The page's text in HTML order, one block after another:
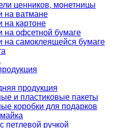
ценников, монетницы
на ватмане
на картоне
на офсетной бумаге
на самоклеящейся бумаге
продукция
и пластиковые пакеты
коробки для подарков
петлевой ручкой